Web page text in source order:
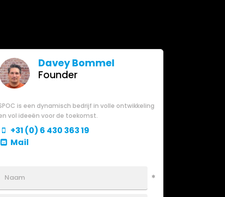
Davey Bommel
Founder
is een dynamisch bedrijf in volle ontwikkeling
vol ideeën voor de toekomst.
+31 (0) 6 430 363 19
Mail